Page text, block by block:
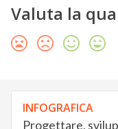
Valuta la
INFOGRAFICA
Progettare,